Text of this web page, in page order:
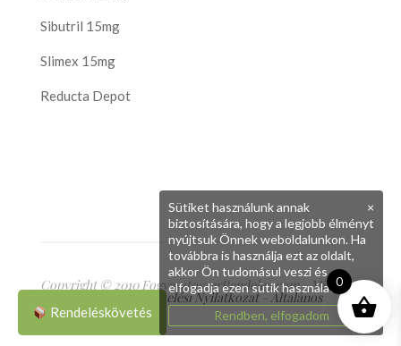
Sibutril 15mg
Slimex 15mg
Reducta Depot
Copyright © 2010 FogyasztoszerRendeles.com - Minden
Adatkezelési Nyilatkozat-Általános
Szerződési Feltételek
Rendeléskövetés
0
×
Sütiket használunk annak
biztosítására, hogy a legjobb élményt
nyújtsuk Önnek weboldalunkon. Ha
továbbra is használja ezt az oldalt,
akkor Ön tudomásul veszi és
elfogadja ezen sütik használatát.
Rendben, elfogadom